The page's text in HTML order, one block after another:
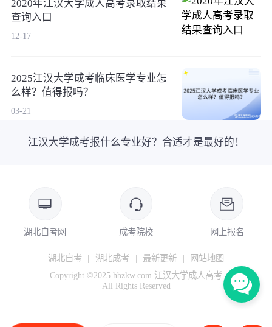
2020年江汉大学成人高考录取结果
查询入口
12-17
2025江汉大学成考临床医学专业怎
么样？值得报吗？
03-21
江汉大学成考报什么专业好？合适才是最好的！
湖北自考网 成考院校 网上报名
湖北自考 | 湖北成考 | 最新更新 |
网站地图
Copyright ©2025 hbzkw.com 江汉大学成人高考
All Rights Reserved